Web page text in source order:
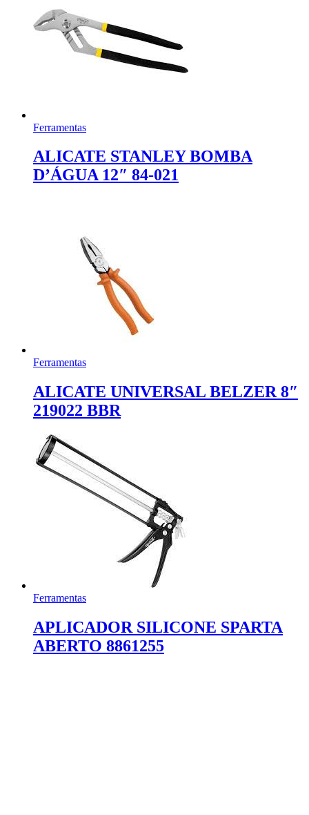
Ferramentas
ALICATE STANLEY BOMBA
D’ÁGUA 12″ 84-021
Ferramentas
ALICATE UNIVERSAL BELZER 8″
219022 BBR
Ferramentas
APLICADOR SILICONE SPARTA
ABERTO 8861255